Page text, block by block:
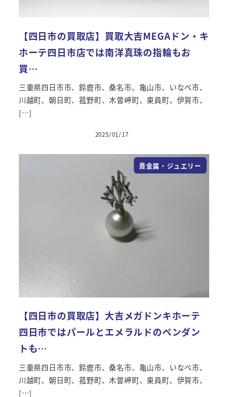
【四日市の買取店】買取大吉MEGAドン・キ
ホーテ四日市店では南洋真珠の指輪もお
買…
三重県四日市市、鈴鹿市、桑名市、亀山市、いなべ市、
川越町、朝日町、菰野町、木曽岬町、東員町、伊賀市、
[…]
2025/01/17
貴金属・ジュエリー
【四日市の買取店】大吉メガドンキホーテ
四日市ではパールとエメラルドのペンダン
トも…
三重県四日市市、鈴鹿市、桑名市、亀山市、いなべ市、
川越町、朝日町、菰野町、木曽岬町、東員町、伊賀市、
[…]